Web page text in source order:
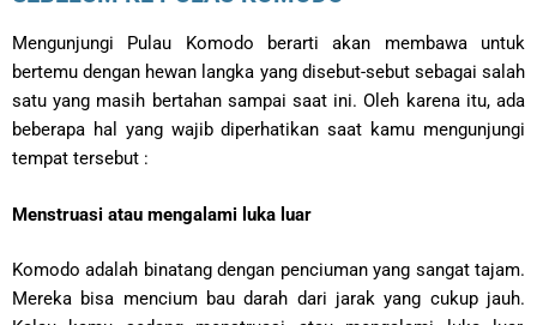
Mengunjungi Pulau Komodo berarti akan membawa untuk
bertemu dengan hewan langka yang disebut-sebut sebagai salah
satu yang masih bertahan sampai saat ini. Oleh karena itu, ada
beberapa hal yang wajib diperhatikan saat kamu mengunjungi
tempat tersebut :
Menstruasi atau mengalami luka luar
Komodo adalah binatang dengan penciuman yang sangat tajam.
Mereka bisa mencium bau darah dari jarak yang cukup jauh.